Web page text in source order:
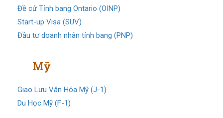
Đề cử Tỉnh bang Ontario (OINP)
Start-up Visa (SUV)
Đầu tư doanh nhân tỉnh bang (PNP)
Mỹ
Giao Lưu Văn Hóa Mỹ (J-1)
Du Học Mỹ (F-1)